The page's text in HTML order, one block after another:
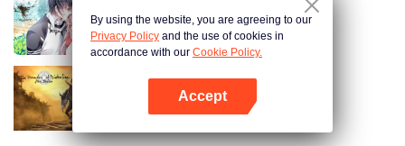
国民老公带回家 第1季
魔道祖师
By using the website, you are agreeing to our
Privacy Policy and the use of cookies in
accordance with our Cookie Policy.
Accept